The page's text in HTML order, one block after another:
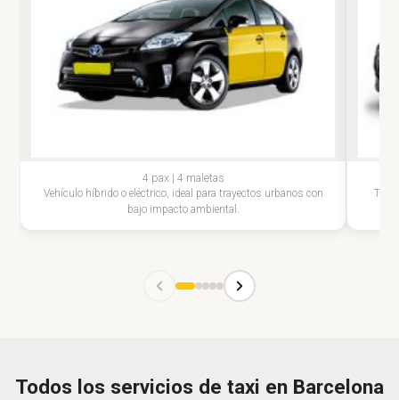
4 pax | 4 maletas
Vehículo híbrido o eléctrico, ideal para trayectos urbanos con
bajo impacto ambiental.
Todos los servicios de taxi en Barcelona